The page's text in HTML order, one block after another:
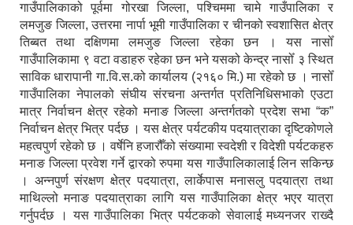
गाउँपालिकाको पूर्वमा गोरखा जिल्ला, पश्चिममा चामे गाउँपालिका र
लमजुङ जिल्ला, उत्तरमा नार्पा भूमी गाउँपालिका र चीनको स्वशासित क्षेत्र
तिब्बत तथा दक्षिणमा लमजुङ जिल्ला रहेका छन । यस नासोँ
गाउँपालिकामा ९ वटा वडाहरु रहेका छन भने यसको केन्द्र नासोँ ३ स्थित
साविक धारापानी गा.वि.स.को कार्यालय (२१६० मि.) मा रहेको छ । नासोँ
गाउँपालिका नेपालको संघीय संरचना अन्तर्गत प्रतिनिधिसभाको एउटा
मात्र निर्वाचन क्षेत्र रहेको मनाङ जिल्ला अन्तर्गतको प्रदेश सभा “क”
निर्वाचन क्षेत्र भित्र पर्दछ । यस क्षेत्र पर्यटकीय पदयात्राका दृष्टिकोणले
महत्वपुर्ण रहेको छ । वर्षेनि हजारौँको संख्यामा स्वदेशी र विदेशी पर्यटकहरु
मनाङ जिल्ला प्रवेश गर्ने द्वारको रुपमा यस गाउँपालिकालाई लिन सकिन्छ
। अन्नपुर्ण संरक्षण क्षेत्र पदयात्रा, लार्केपास मनासलु पदयात्रा तथा
माथिल्लो मनाङ पदयात्राका लागि यस गाउँपालिका क्षेत्र भएर यात्रा
गर्नुपर्दछ । यस गाउँपालिका भित्र पर्यटकको सेवालाई मध्यनजर राख्दै